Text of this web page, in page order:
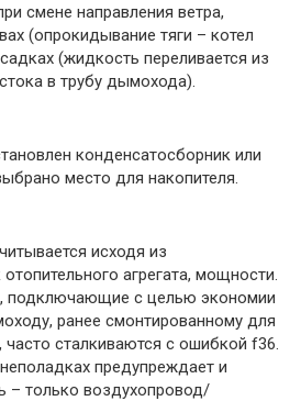
смене направления ветра,
(опрокидывание тяги – котел
(жидкость переливается из
в трубу дымохода).
конденсатосборник или
место для накопителя.
исходя из
отопительного агрегата, мощности.
подключающие с целью экономии
ранее смонтированному для
часто сталкиваются с ошибкой f36.
предупреждает и
– только воздухопровод/